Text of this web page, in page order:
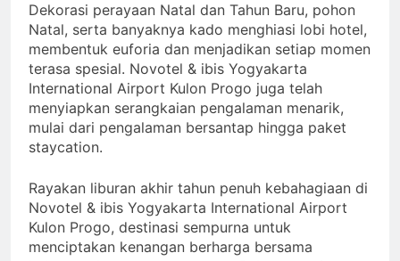
Dekorasi perayaan Natal dan Tahun Baru, pohon
Natal, serta banyaknya kado menghiasi lobi hotel,
membentuk euforia dan menjadikan setiap momen
terasa spesial. Novotel & ibis Yogyakarta
International Airport Kulon Progo juga telah
menyiapkan serangkaian pengalaman menarik,
mulai dari pengalaman bersantap hingga paket
staycation.
Rayakan liburan akhir tahun penuh kebahagiaan di
Novotel & ibis Yogyakarta International Airport
Kulon Progo, destinasi sempurna untuk
menciptakan kenangan berharga bersama